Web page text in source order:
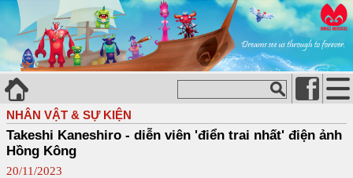
NHÂN VẬT & SỰ KIỆN
Takeshi Kaneshiro - diễn viên 'điển trai nhất' điện ảnh
Hồng Kông
20/11/2023